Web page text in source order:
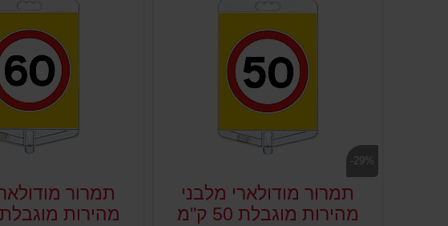
-29%
תמרור מודולארי מלבני
מהירות מוגבלת 50 ק''מ
תמרור
מהירות מוגבלת 60 ק''מ